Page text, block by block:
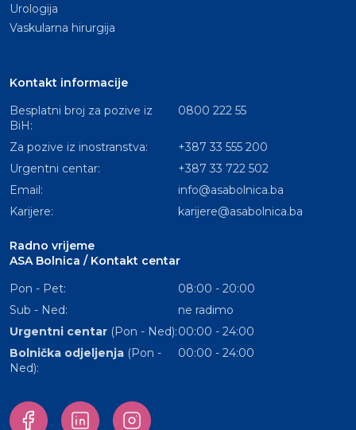
Urologija
Vaskularna hirurgija
Kontakt informacije
Besplatni broj za pozive iz
BiH:
0800 222 55
Za pozive iz inostranstva:
+387 33 555 200
Urgentni centar:
+387 33 722 502
Email:
info@asabolnica.ba
Karijere:
karijere@asabolnica.ba
Radno vrijeme
ASA Bolnica / Kontakt centar
Pon - Pet:
08:00 - 20:00
Sub - Ned:
ne radimo
Urgentni centar (Pon - Ned):00:00 - 24:00
Bolnička odjeljenja (Pon -
Ned):
00:00 - 24:00